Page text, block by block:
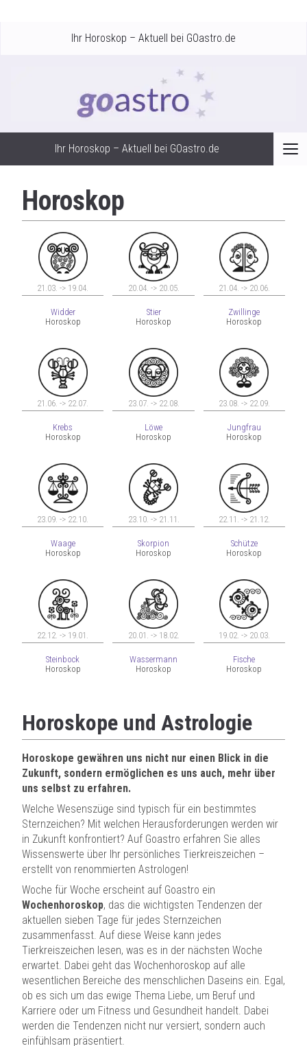
Ihr Horoskop – Aktuell bei GOastro.de
Ihr Horoskop – Aktuell bei GOastro.de
Horoskop
21.03. -> 19.04.
Widder
Horoskop
20.04. -> 20.05.
Stier
Horoskop
21.04. -> 20.06.
Zwillinge
Horoskop
21.06. -> 22.07.
Krebs
Horoskop
23.07. -> 22.08.
Löwe
Horoskop
23.08. -> 22.09.
Jungfrau
Horoskop
23.09. -> 22.10.
Waage
Horoskop
23.10. -> 21.11.
Skorpion
Horoskop
22.11. -> 21.12.
Schütze
Horoskop
22.12. -> 19.01.
Steinbock
Horoskop
20.01. -> 18.02.
Wassermann
Horoskop
19.02. -> 20.03.
Fische
Horoskop
Horoskope und Astrologie
Horoskope gewähren uns nicht nur einen Blick in die
Zukunft, sondern ermöglichen es uns auch, mehr über
uns selbst zu erfahren.
Welche Wesenszüge sind typisch für ein bestimmtes
Sternzeichen? Mit welchen Herausforderungen werden wir
in Zukunft konfrontiert? Auf Goastro erfahren Sie alles
Wissenswerte über Ihr persönliches Tierkreiszeichen –
erstellt von renommierten Astrologen!
Woche für Woche erscheint auf Goastro ein
Wochenhoroskop, das die wichtigsten Tendenzen der
aktuellen sieben Tage für jedes Sternzeichen
zusammenfasst. Auf diese Weise kann jedes
Tierkreiszeichen lesen, was es in der nächsten Woche
erwartet. Dabei geht das Wochenhoroskop auf alle
wesentlichen Bereiche des menschlichen Daseins ein. Egal,
ob es sich um das ewige Thema Liebe, um Beruf und
Karriere oder um Fitness und Gesundheit handelt. Dabei
werden die Tendenzen nicht nur versiert, sondern auch
einfühlsam präsentiert.